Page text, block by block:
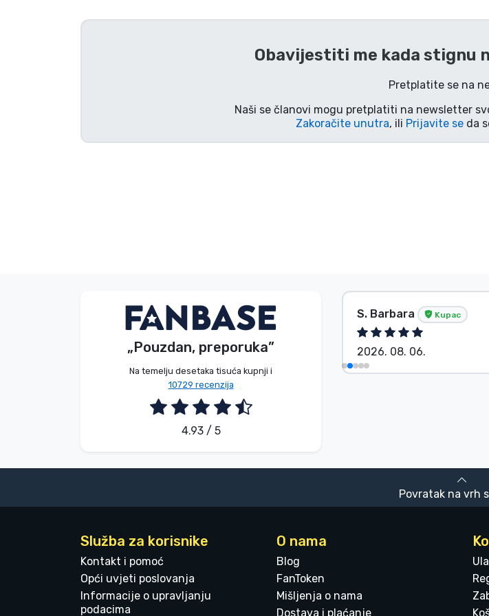
Obavijestiti me kada stignu
Pretplatite se na
Naši se članovi mogu pretplatiti na newsletter
Zakoračite unutra, ili Prijavite seda
„Pouzdan, preporuka”
Na temelju desetaka tisuća kupnji i
10729 recenzija
4.93 / 5
V. Éva Kupac
2026. 08. 06.
S. Barbara Kupac
2026. 08. 06.
Povratak na vrh
Služba za korisnike
Kontakt i pomoć
Opći uvjeti poslovanja
Informacije o upravljanju
podacima
O nama
Blog
FanToken
Mišljenja o nama
Dostava i plaćanje
TV serija proizvodi
Anime proizvodi
Vrste proizvoda